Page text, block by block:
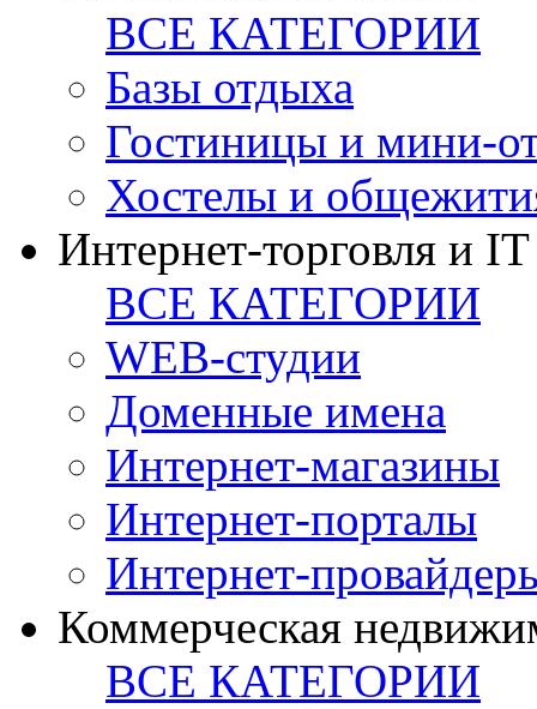
ВСЕ КАТЕГОРИИ
Базы отдыха
Гостиницы и мини-
Хостелы и
Интернет-торговля и IT
ВСЕ КАТЕГОРИИ
WEB-студии
Доменные имена
Интернет-магазины
Интернет-порталы
Интернет-
Коммерческая
ВСЕ КАТЕГОРИИ